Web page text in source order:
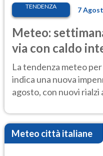
TENDENZA 7
Meteo:
via con caldo
temporale
La tendenza meteo
indica una nuova
agosto, con nuovi rialzi
Meteo città italiane